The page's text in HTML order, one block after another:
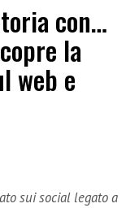
con…
la
web e
sui social legato a